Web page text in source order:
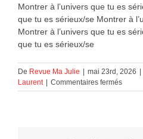
Montrer à l’univers que tu es
que tu es sérieux/se Montrer à
Montrer à l’univers que tu es
que tu es sérieux/se
De Revue Ma Julie mai 23rd, 2026
Laurent
Commentaires ferméssur